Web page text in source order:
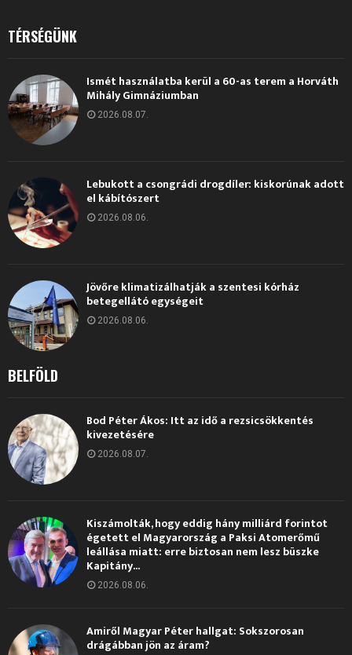
TÉRSÉGÜNK
Ismét használatba kerül a 60-as terem a Horváth
Mihály Gimnáziumban
2026.08.07.
Lebukott a csongrádi drogdíler: kiskorúnak adott
el kábítószert
2026.08.06.
Jövőre klimatizálhatják a szentesi kórház
betegellátó egységeit
2026.08.06.
BELFÖLD
Bod Péter Ákos: Itt az idő a rezsicsökkentés
kivezetésére
2026.08.07.
Kiszámolták, hogy eddig hány milliárd forintot
égetett el Magyarország a Paksi Atomerőmű
leállása miatt: erre biztosan nem lesz büszke
Kapitány...
2026.08.06.
Amiről Magyar Péter hallgat: Sokszorosan
drágábban jön az áram?